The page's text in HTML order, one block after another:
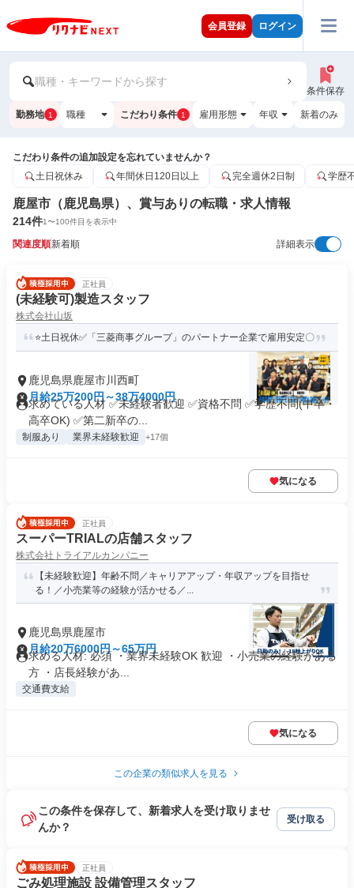
会員登録 ログイン
職種・キーワードから探す
条件保存
勤務地 1 職種 こだわり条件 1 雇用形態 年収 新着のみ
こだわり条件の追加設定を忘れていませんか？
土日祝休み
年間休日120日以上 完全週休2日制 学歴
鹿屋市（鹿児島県）、賞与ありの転職・求人情報
214件1〜100件目を表示中
関連度順新着順 詳細表示
正社員
(未経験可)製造スタッフ
株式会社山坂
⭐土日祝休✅「三菱商事グループ」のパートナー企業で雇用安定〇
鹿児島県鹿屋市川西町
月給25万200円～38万4000円
求めている人材 ✅未経験者歓迎 ✅資格不問 ✅学歴不問(中卒・
高卒OK) ✅第二新卒の...
制服あり 業界未経験歓迎 +17個
気になる
正社員
スーパーTRIALの店舗スタッフ
株式会社トライアルカンパニー
【未経験歓迎】年齢不問／キャリアアップ・年収アップを目指せ
る！／小売業等の経験が活かせる／...
鹿児島県鹿屋市
月給20万6000円～65万円
求める人材: 必須 ・業界未経験OK 歓迎 ・小売業の経験がある
方 ・店長経験があ...
交通費支給
気になる
この企業の類似求人を見る
この条件を保存して、新着求人を受け取りませ
んか？
受け取る
正社員
ごみ処理施設 設備管理スタッフ